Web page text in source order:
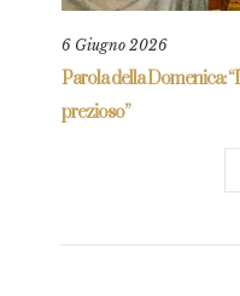
6 Giugno 2026
Parola della Domenica:
prezioso”